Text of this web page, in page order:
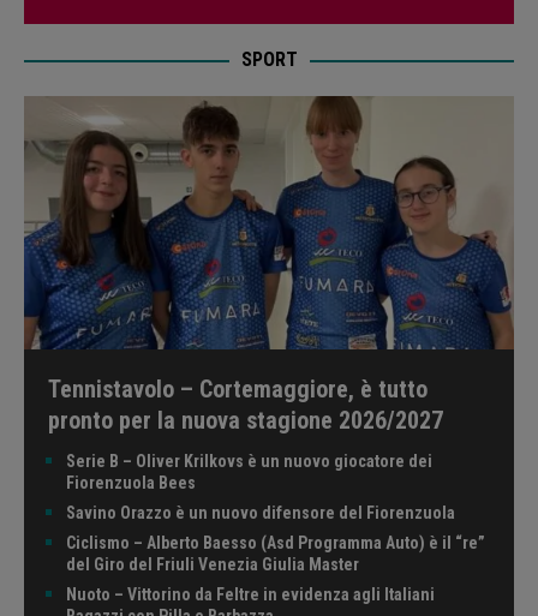
SPORT
Tennistavolo – Cortemaggiore, è tutto
pronto per la nuova stagione 2026/2027
Serie B – Oliver Krilkovs è un nuovo giocatore dei
Fiorenzuola Bees
Savino Orazzo è un nuovo difensore del Fiorenzuola
Ciclismo – Alberto Baesso (Asd Programma Auto) è il “re”
del Giro del Friuli Venezia Giulia Master
Nuoto – Vittorino da Feltre in evidenza agli Italiani